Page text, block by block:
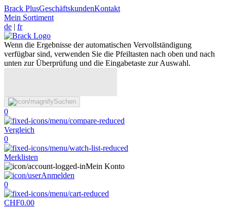
Brack PlusGeschäftskundenKontakt
Mein Sortiment
de | fr
Wenn die Ergebnisse der automatischen Vervollständigung
verfügbar sind, verwenden Sie die Pfeiltasten nach oben und nach
unten zur Überprüfung und die Eingabetaste zur Auswahl.
Suchen
0
Vergleich
0
Merklisten
Mein Konto
Anmelden
0
CHF0.00